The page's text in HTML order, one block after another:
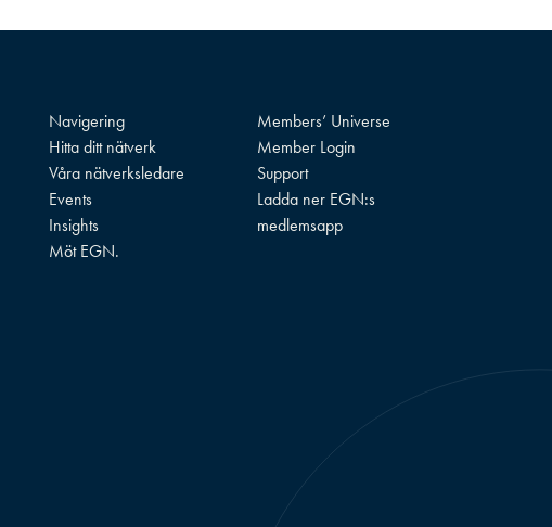
Navigering
Hitta ditt nätverk
Våra nätverksledare
Events
Insights
Möt EGN.
Members’ Universe
Member Login
Support
Ladda ner EGN:s
medlemsapp